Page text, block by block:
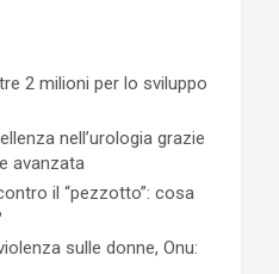
2 milioni per lo sviluppo
nell’urologia grazie
avanzata
il “pezzotto”: cosa
sulle donne, Onu: